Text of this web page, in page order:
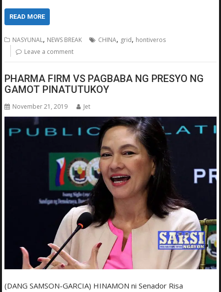
READ MORE
NASYUNAL, NEWS BREAK CHINA, grid, hontiveros
Leave a comment
PHARMA FIRM VS PAGBABA NG PRESYO NG
GAMOT PINATUTUKOY
November 21, 2019 Jet
(DANG SAMSON-GARCIA) HINAMON ni Senador Risa